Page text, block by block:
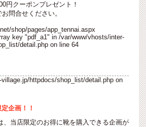
円クーポンプレゼント！
問合せください。
shop/pages/app_tennai.aspx
key "pdf_a1" in /var/www/vhosts/inter-
detail.php on line 64
httpdocs/shop_list/detail.php on
企画！！
、当店限定のお得に靴を購入できる企画が